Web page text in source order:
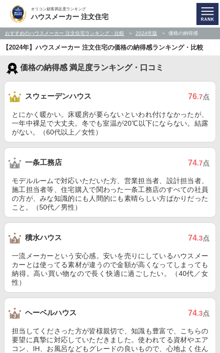
オリコン顧客満足度ランキング
ハウスメーカー 注文住宅
おすすめのハウスメーカー 注文住宅ランキング・比較 2024年版 価格の納得感
【2024年】ハウスメーカー 注文住宅の価格の納得感ランキング・比較
価格の納得感 満足度ランキング・口コミ
スウェーデンハウス 76.7点
とにかく暖かい。床暖房が要らないといわれ付けなかったが、
一年中裸足で大丈夫。冬でも室温が20℃以下にならない。結露
がない。（60代以上／女性）
一条工務店 74.7点
モデルルームで対応いただいた方、営業担当者、設計担当者、
施工担当者等、住宅購入で関わった一条工務店のすべての社員
の方が、みな知識的にも人間的にも素晴らしい方ばかりだった
こと。（50代／男性）
積水ハウス 74.3点
一流メーカーという安心感。安いを売りにしているハウスメー
カーとは使ってる素材が違うので金額が高くなってしまっても
納得。高い買い物なので長く快適に過ごしたい。（40代／女
性）
ヘーベルハウス 74.3点
担当してくださった方が皆様親切で、知識も豊富で、こちらの
要望に真摯に対応していただきました。使われてる資材やエア
コン、IH、お風呂などもグレードの良いもので、心地よく住ん